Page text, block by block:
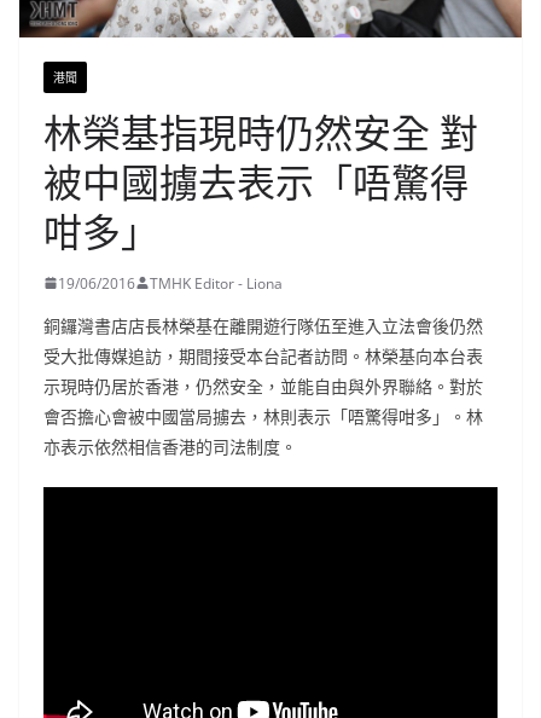
港聞
林榮基指現時仍然安全 對
被中國擄去表示「唔驚得
咁多」
19/06/2016 TMHK Editor - Liona
銅鑼灣書店店長林榮基在離開遊行隊伍至進入立法會後仍然
受大批傳媒追訪，期間接受本台記者訪問。林榮基向本台表
示現時仍居於香港，仍然安全，並能自由與外界聯絡。對於
會否擔心會被中國當局擄去，林則表示「唔驚得咁多」。林
亦表示依然相信香港的司法制度。